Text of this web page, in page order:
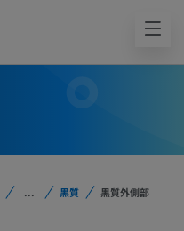
... 黒質 黒質外側部